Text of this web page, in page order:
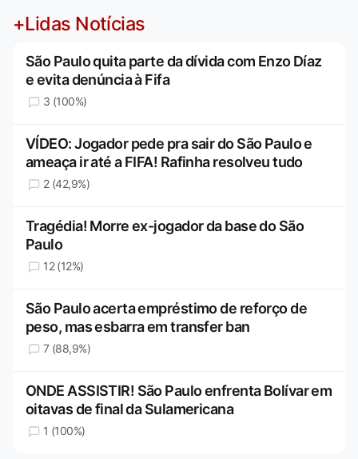
+Lidas Notícias
São Paulo quita parte da dívida com Enzo Díaz
e evita denúncia à Fifa
3 (100%)
VÍDEO: Jogador pede pra sair do São Paulo e
ameaça ir até a FIFA! Rafinha resolveu tudo
2 (42,9%)
Tragédia! Morre ex-jogador da base do São
Paulo
12 (12%)
São Paulo acerta empréstimo de reforço de
peso, mas esbarra em transfer ban
7 (88,9%)
ONDE ASSISTIR! São Paulo enfrenta Bolívar em
oitavas de final da Sulamericana
1 (100%)